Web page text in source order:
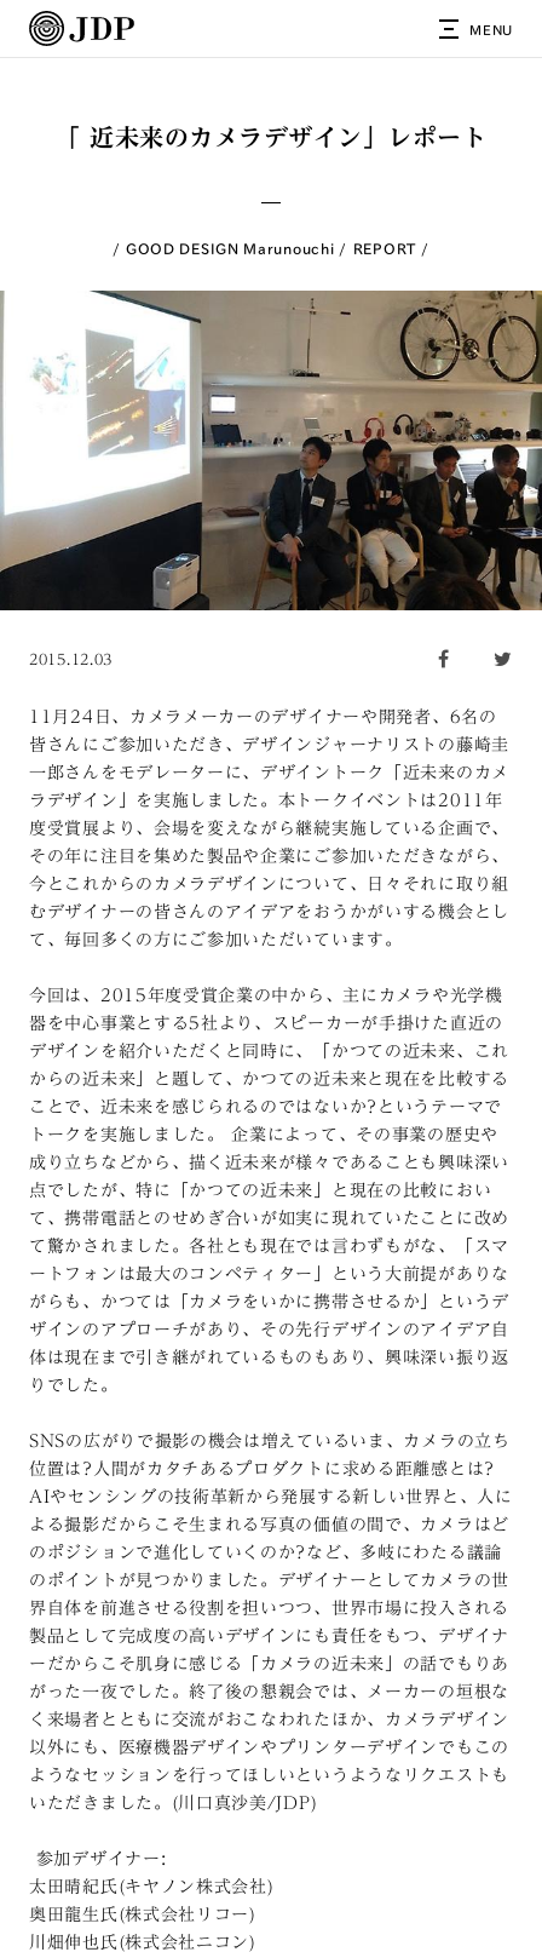
MENU
「 近未来のカメラデザイン」レポート
GOOD DESIGN Marunouchi REPORT
2015.12.03
11月24日、カメラメーカーのデザイナーや開発者、6名の
皆さんにご参加いただき、デザインジャーナリストの藤崎圭
一郎さんをモデレーターに、デザイントーク「近未来のカメ
ラデザイン」を実施しました。本トークイベントは2011年
度受賞展より、会場を変えながら継続実施している企画で、
その年に注目を集めた製品や企業にご参加いただきながら、
今とこれからのカメラデザインについて、日々それに取り組
むデザイナーの皆さんのアイデアをおうかがいする機会とし
て、毎回多くの方にご参加いただいています。
今回は、2015年度受賞企業の中から、主にカメラや光学機
器を中心事業とする5社より、スピーカーが手掛けた直近の
デザインを紹介いただくと同時に、「かつての近未来、これ
からの近未来」と題して、かつての近未来と現在を比較する
ことで、近未来を感じられるのではないか?というテーマで
トークを実施しました。 企業によって、その事業の歴史や
成り立ちなどから、描く近未来が様々であることも興味深い
点でしたが、特に「かつての近未来」と現在の比較におい
て、携帯電話とのせめぎ合いが如実に現れていたことに改め
て驚かされました。各社とも現在では言わずもがな、「スマ
ートフォンは最大のコンペティター」という大前提がありな
がらも、かつては「カメラをいかに携帯させるか」というデ
ザインのアプローチがあり、その先行デザインのアイデア自
体は現在まで引き継がれているものもあり、興味深い振り返
りでした。
SNSの広がりで撮影の機会は増えているいま、カメラの立ち
位置は?人間がカタチあるプロダクトに求める距離感とは?
AIやセンシングの技術革新から発展する新しい世界と、人に
よる撮影だからこそ生まれる写真の価値の間で、カメラはど
のポジションで進化していくのか?など、多岐にわたる議論
のポイントが見つかりました。デザイナーとしてカメラの世
界自体を前進させる役割を担いつつ、世界市場に投入される
製品として完成度の高いデザインにも責任をもつ、デザイナ
ーだからこそ肌身に感じる「カメラの近未来」の話でもりあ
がった一夜でした。終了後の懇親会では、メーカーの垣根な
く来場者とともに交流がおこなわれたほか、カメラデザイン
以外にも、医療機器デザインやプリンターデザインでもこの
ようなセッションを行ってほしいというようなリクエストも
いただきました。(川口真沙美/JDP)
参加デザイナー:
太田晴紀氏(キヤノン株式会社)
奥田龍生氏(株式会社リコー)
川畑伸也氏(株式会社ニコン)